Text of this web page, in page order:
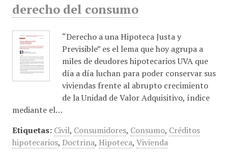
derecho del consumo
“Derecho a una Hipoteca Justa y
Previsible” es el lema que hoy agrupa a
miles de deudores hipotecarios UVA que
día a día luchan para poder conservar sus
viviendas frente al abrupto crecimiento
de la Unidad de Valor Adquisitivo, índice
mediante el…
Etiquetas: Civil, Consumidores, Consumo, Créditos
hipotecarios, Doctrina, Hipoteca, Vivienda